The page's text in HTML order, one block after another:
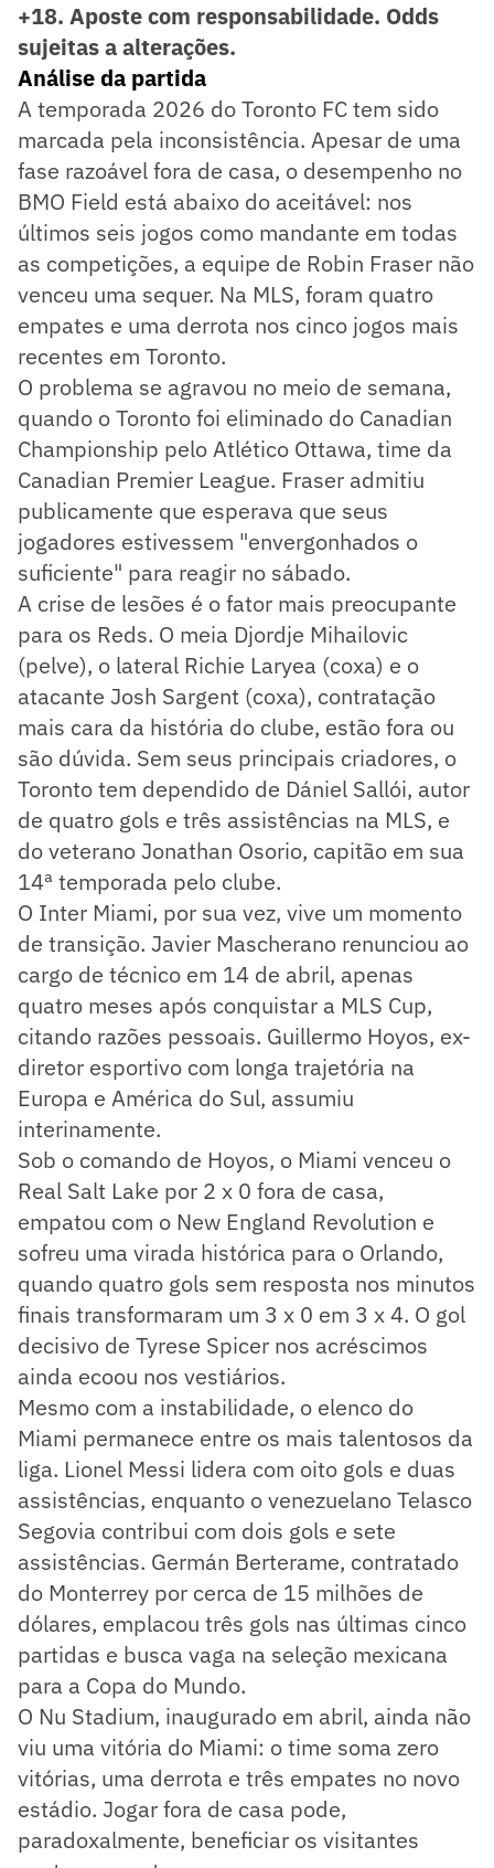
+18. Aposte com responsabilidade. Odds
sujeitas a alterações.
Análise da partida
A temporada 2026 do Toronto FC tem sido
marcada pela inconsistência. Apesar de uma
fase razoável fora de casa, o desempenho no
BMO Field está abaixo do aceitável: nos
últimos seis jogos como mandante em todas
as competições, a equipe de Robin Fraser não
venceu uma sequer. Na MLS, foram quatro
empates e uma derrota nos cinco jogos mais
recentes em Toronto.
O problema se agravou no meio de semana,
quando o Toronto foi eliminado do Canadian
Championship pelo Atlético Ottawa, time da
Canadian Premier League. Fraser admitiu
publicamente que esperava que seus
jogadores estivessem "envergonhados o
suficiente" para reagir no sábado.
A crise de lesões é o fator mais preocupante
para os Reds. O meia Djordje Mihailovic
(pelve), o lateral Richie Laryea (coxa) e o
atacante Josh Sargent (coxa), contratação
mais cara da história do clube, estão fora ou
são dúvida. Sem seus principais criadores, o
Toronto tem dependido de Dániel Sallói, autor
de quatro gols e três assistências na MLS, e
do veterano Jonathan Osorio, capitão em sua
14ª temporada pelo clube.
O Inter Miami, por sua vez, vive um momento
de transição. Javier Mascherano renunciou ao
cargo de técnico em 14 de abril, apenas
quatro meses após conquistar a MLS Cup,
citando razões pessoais. Guillermo Hoyos, ex-
diretor esportivo com longa trajetória na
Europa e América do Sul, assumiu
interinamente.
Sob o comando de Hoyos, o Miami venceu o
Real Salt Lake por 2 x 0 fora de casa,
empatou com o New England Revolution e
sofreu uma virada histórica para o Orlando,
quando quatro gols sem resposta nos minutos
finais transformaram um 3 x 0 em 3 x 4. O gol
decisivo de Tyrese Spicer nos acréscimos
ainda ecoou nos vestiários.
Mesmo com a instabilidade, o elenco do
Miami permanece entre os mais talentosos da
liga. Lionel Messi lidera com oito gols e duas
assistências, enquanto o venezuelano Telasco
Segovia contribui com dois gols e sete
assistências. Germán Berterame, contratado
do Monterrey por cerca de 15 milhões de
dólares, emplacou três gols nas últimas cinco
partidas e busca vaga na seleção mexicana
para a Copa do Mundo.
O Nu Stadium, inaugurado em abril, ainda não
viu uma vitória do Miami: o time soma zero
vitórias, uma derrota e três empates no novo
estádio. Jogar fora de casa pode,
paradoxalmente, beneficiar os visitantes